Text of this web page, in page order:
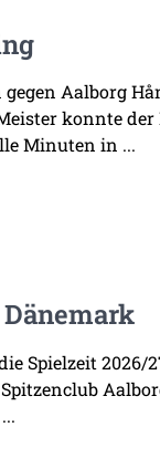
Aalborg
konnte der
Minuten in ...
Spielzeit